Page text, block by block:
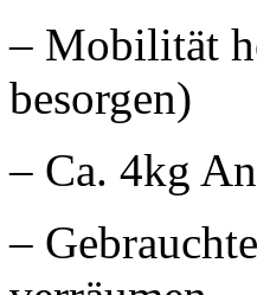
– Mobilität
besorgen)
– Ca. 4kg
–